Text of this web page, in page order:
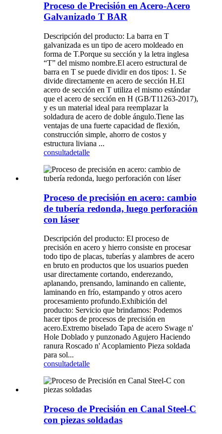
Proceso de Precisión en Acero-Acero
Galvanizado T BAR
Descripción del producto: La barra en T
galvanizada es un tipo de acero moldeado en
forma de T.Porque su sección y la letra inglesa
“T” del mismo nombre.El acero estructural de
barra en T se puede dividir en dos tipos: 1. Se
divide directamente en acero de sección H.El
acero de sección en T utiliza el mismo estándar
que el acero de sección en H (GB/T11263-2017),
y es un material ideal para reemplazar la
soldadura de acero de doble ángulo.Tiene las
ventajas de una fuerte capacidad de flexión,
construcción simple, ahorro de costos y
estructura liviana ...
consultadetalle
Proceso de precisión en acero: cambio
de tubería redonda, luego perforación
con láser
Descripción del producto: El proceso de
precisión en acero y hierro consiste en procesar
todo tipo de placas, tuberías y alambres de acero
en bruto en productos que los usuarios pueden
usar directamente cortando, enderezando,
aplanando, prensando, laminando en caliente,
laminando en frío, estampando y otros acero
procesamiento profundo.Exhibición del
producto: Servicio que brindamos: Podemos
hacer tipos de procesos de precisión en
acero.Extremo biselado Tapa de acero Swage n'
Hole Doblado y punzonado Agujero Haciendo
ranura Roscado n' Acoplamiento Pieza soldada
para sol...
consultadetalle
Proceso de Precisión en Canal Steel-C
con piezas soldadas